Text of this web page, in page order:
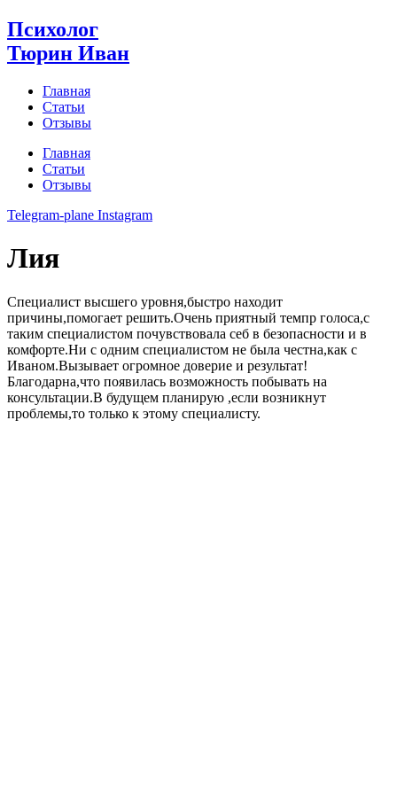
Перейти
к
содержимому
Психолог
Тюрин Иван
Главная
Статьи
Отзывы
Главная
Статьи
Отзывы
Telegram-plane Instagram
Лия
Специалист высшего уровня,быстро находит
причины,помогает решить.Очень приятный темпр голоса,с
таким специалистом почувствовала себ в безопасности и в
комфорте.Ни с одним специалистом не была честна,как с
Иваном.Вызывает огромное доверие и результат!
Благодарна,что появилась возможность побывать на
консультации.В будущем планирую ,если возникнут
проблемы,то только к этому специалисту.